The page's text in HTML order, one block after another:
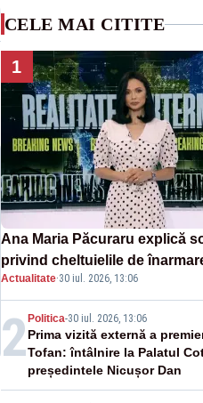
CELE MAI CITITE
1
Ana Maria Păcuraru explică
privind cheltuielile de
Românii cer transparență în
un echilibru între partenerii
Actualitate·30 iul. 2026, 13:06
2 Politica-30 iul. 2026, 13:06
Prima vizită externă a
Tofan: întâlnire la Palatul
președintele Nicușor Dan